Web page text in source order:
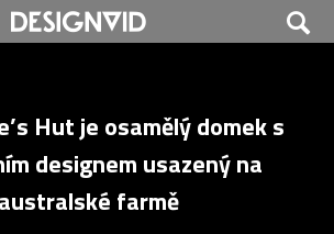
Hut je osamělý domek s
designem usazený na
australské farmě